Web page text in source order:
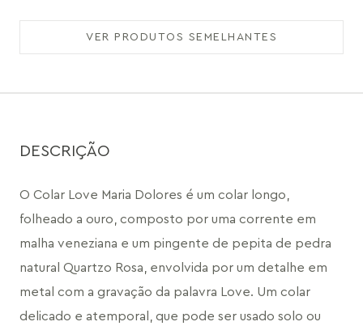
VER PRODUTOS SEMELHANTES
DESCRIÇÃO
O Colar Love Maria Dolores é um colar longo,
folheado a ouro, composto por uma corrente em
malha veneziana e um pingente de pepita de pedra
natural Quartzo Rosa, envolvida por um detalhe em
metal com a gravação da palavra Love. Um colar
delicado e atemporal, que pode ser usado solo ou